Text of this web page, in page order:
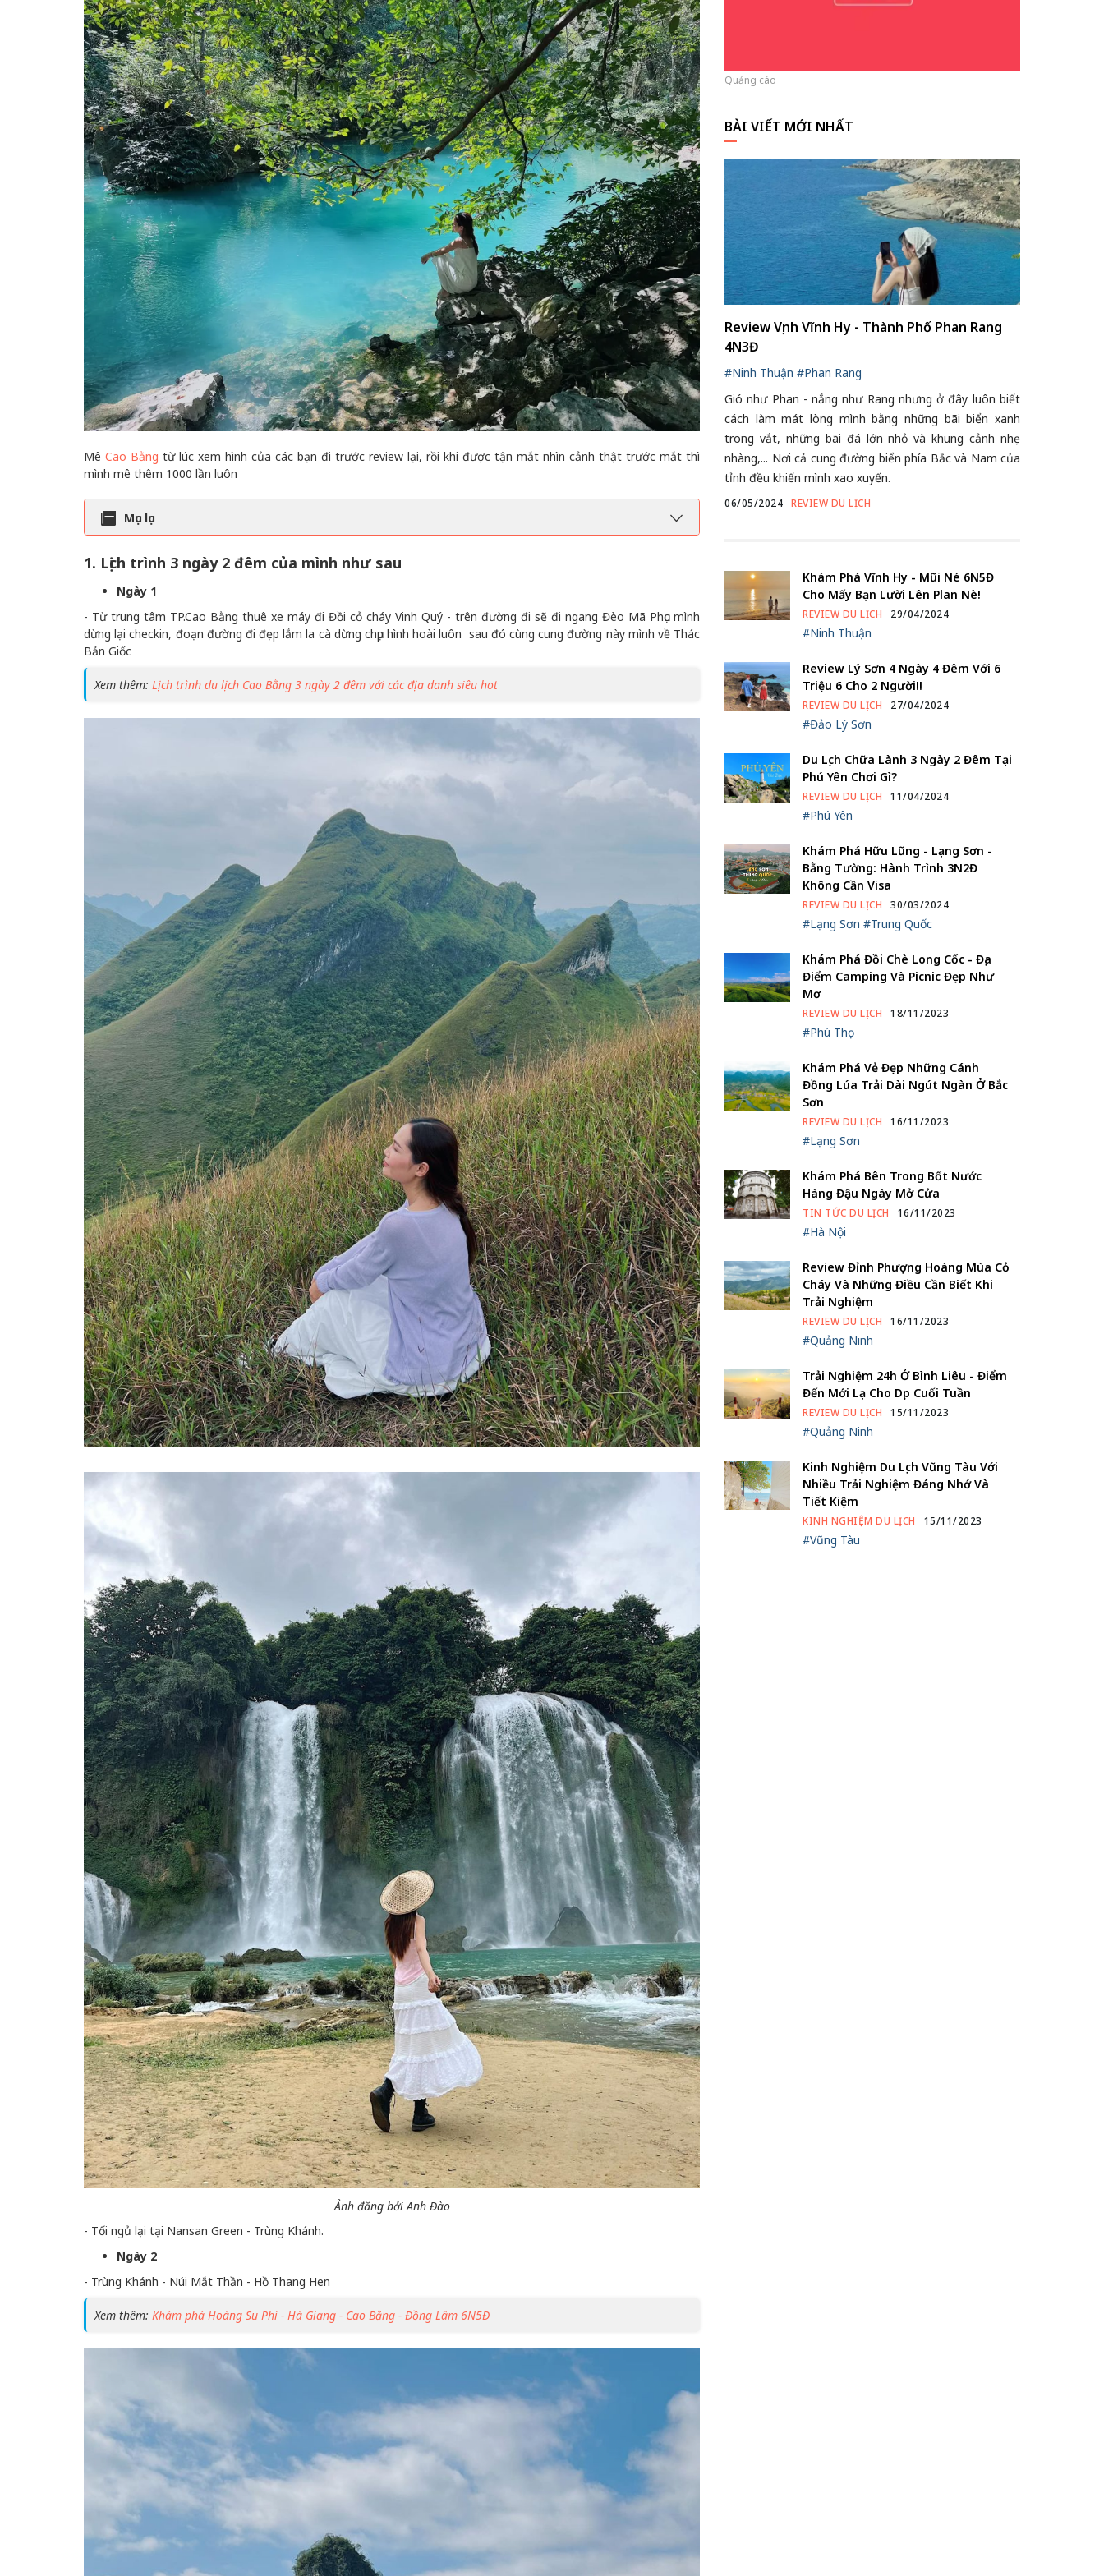
Mê Cao Bằng từ lúc xem hình của các bạn đi trước review lại, rồi khi được tận mắt nhìn cảnh thật trước mắt thì
mình mê thêm 1000 lần luôn
Mục lục
1. Lịch trình 3 ngày 2 đêm của mình như sau
Ngày 1
- Từ trung tâm TP.Cao Bằng thuê xe máy đi Đồi cỏ cháy Vinh Quý - trên đường đi sẽ đi ngang Đèo Mã Phục mình
dừng lại checkin, đoạn đường đi đẹp lắm la cà dừng chụp hình hoài luôn sau đó cùng cung đường này mình về Thác
Bản Giốc
Xem thêm: Lịch trình du lịch Cao Bằng 3 ngày 2 đêm với các địa danh siêu hot
Ảnh đăng bởi Anh Đào
- Tối ngủ lại tại Nansan Green - Trùng Khánh.
Ngày 2
- Trùng Khánh - Núi Mắt Thần - Hồ Thang Hen
Xem thêm: Khám phá Hoàng Su Phì - Hà Giang - Cao Bằng - Đồng Lâm 6N5Đ
Quảng cáo
BÀI VIẾT MỚI NHẤT
Review Vịnh Vĩnh Hy - Thành Phố Phan Rang
4N3Đ
#Ninh Thuận #Phan Rang
Gió như Phan - nắng như Rang nhưng ở đây luôn biết
cách làm mát lòng mình bằng những bãi biển xanh
trong vắt, những bãi đá lớn nhỏ và khung cảnh nhẹ
nhàng,... Nơi cả cung đường biển phía Bắc và Nam của
tỉnh đều khiến mình xao xuyến.
06/05/2024 REVIEW DU LỊCH
Khám Phá Vĩnh Hy - Mũi Né 6N5Đ
Cho Mấy Bạn Lười Lên Plan Nè!
REVIEW DU LỊCH 29/04/2024
#Ninh Thuận
Review Lý Sơn 4 Ngày 4 Đêm Với 6
Triệu 6 Cho 2 Người!!
REVIEW DU LỊCH 27/04/2024
#Đảo Lý Sơn
Du Lịch Chữa Lành 3 Ngày 2 Đêm Tại
Phú Yên Chơi Gì?
REVIEW DU LỊCH 11/04/2024
#Phú Yên
Khám Phá Hữu Lũng - Lạng Sơn -
Bằng Tường: Hành Trình 3N2Đ
Không Cần Visa
REVIEW DU LỊCH 30/03/2024
#Lạng Sơn #Trung Quốc
Khám Phá Đồi Chè Long Cốc - Địa
Điểm Camping Và Picnic Đẹp Như
Mơ
REVIEW DU LỊCH 18/11/2023
#Phú Thọ
Khám Phá Vẻ Đẹp Những Cánh
Đồng Lúa Trải Dài Ngút Ngàn Ở Bắc
Sơn
REVIEW DU LỊCH 16/11/2023
#Lạng Sơn
Khám Phá Bên Trong Bốt Nước
Hàng Đậu Ngày Mở Cửa
TIN TỨC DU LỊCH 16/11/2023
#Hà Nội
Review Đỉnh Phượng Hoàng Mùa Cỏ
Cháy Và Những Điều Cần Biết Khi
Trải Nghiệm
REVIEW DU LỊCH 16/11/2023
#Quảng Ninh
Trải Nghiệm 24h Ở Bình Liêu - Điểm
Đến Mới Lạ Cho Dịp Cuối Tuần
REVIEW DU LỊCH 15/11/2023
#Quảng Ninh
Kinh Nghiệm Du Lịch Vũng Tàu Với
Nhiều Trải Nghiệm Đáng Nhớ Và
Tiết Kiệm
KINH NGHIỆM DU LỊCH 15/11/2023
#Vũng Tàu